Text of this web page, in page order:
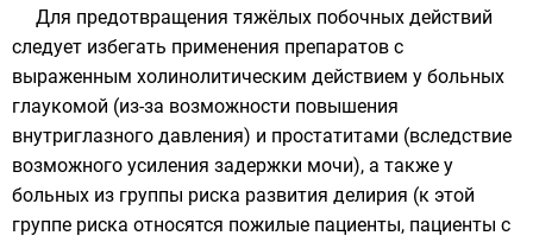
Для предотвращения тяжёлых побочных действий
следует избегать применения препаратов с
выраженным холинолитическим действием у больных
глаукомой (из-за возможности повышения
внутриглазного давления) и простатитами (вследствие
возможного усиления задержки мочи), а также у
больных из группы риска развития делирия (к этой
группе риска относятся пожилые пациенты, пациенты с